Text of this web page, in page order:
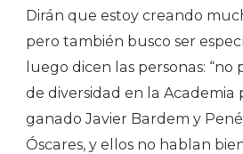
Dirán que estoy creando
pero también busco ser
luego dicen las personas:
de diversidad en la Academia
ganado Javier Bardem y
Óscares, y ellos no hablan